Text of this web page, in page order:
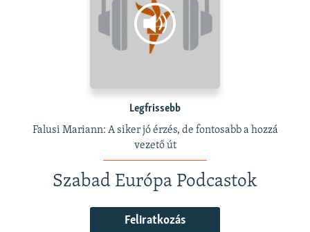
Legfrissebb
Falusi Mariann: A siker jó érzés, de fontosabb a hozzá
vezető út
Szabad Európa Podcastok
Feliratkozás